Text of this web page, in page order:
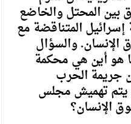
بين المحتل والخاضع
المتناقضة مع
الإنسان. والسؤال
هو أين هي محكمة
جريمة الحرب
يتم تهميش مجلس
الإنسان؟